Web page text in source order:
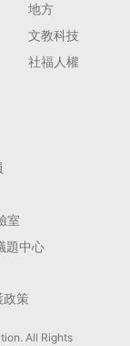
地方
文教科技
社福人權
室
題中心
政策
All Rights